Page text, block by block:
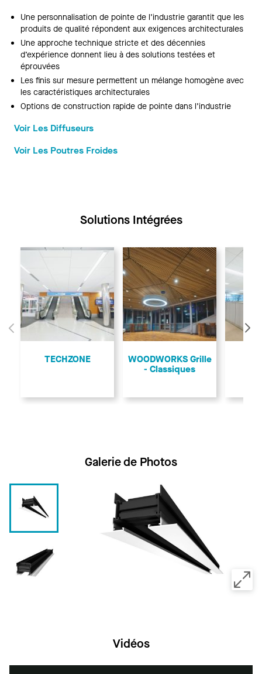
Une personnalisation de pointe de l’industrie garantit que les
produits de qualité répondent aux exigences architecturales
Une approche technique stricte et des décennies
d’expérience donnent lieu à des solutions testées et
éprouvées
Les finis sur mesure permettent un mélange homogène avec
les caractéristiques architecturales
Options de construction rapide de pointe dans l’industrie
Voir Les Diffuseurs
Voir Les Poutres Froides
Solutions Intégrées
Précédent
TECHZONE
WOODWORKS Grille
- Classiques
Galerie de Photos
Vidéos